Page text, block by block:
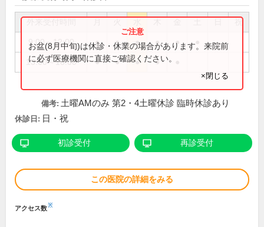
祝
9:00～12:00 ● ● ● ● ●
13:00～18:00 ● ● ● ●
お盆(8月中旬)は休診・休業の場合があります。来院前
に必ず医療機関に直接ご確認ください。
×閉じる
備考: 土曜AMのみ 第2・4土曜休診 臨時休診あり
休診日: 日・祝
初診受付 再診受付
この医院の詳細をみる
アクセス数※